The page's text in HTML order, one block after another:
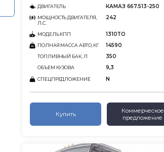
ДВИГАТЕЛЬ КАМАЗ 667.513-250
МОЩНОСТЬ ДВИГАТЕЛЯ,
Л.С.
242
МОДЕЛЬ КПП 1310ТО
ПОЛНАЯ МАССА АВТО, КГ 14590
ТОПЛИВНЫЙ БАК, Л 350
ОБЪЕМ КУЗОВА 9,3
СПЕЦПРЕДЛОЖЕНИЕ N
Купить
Коммерческое
предложение